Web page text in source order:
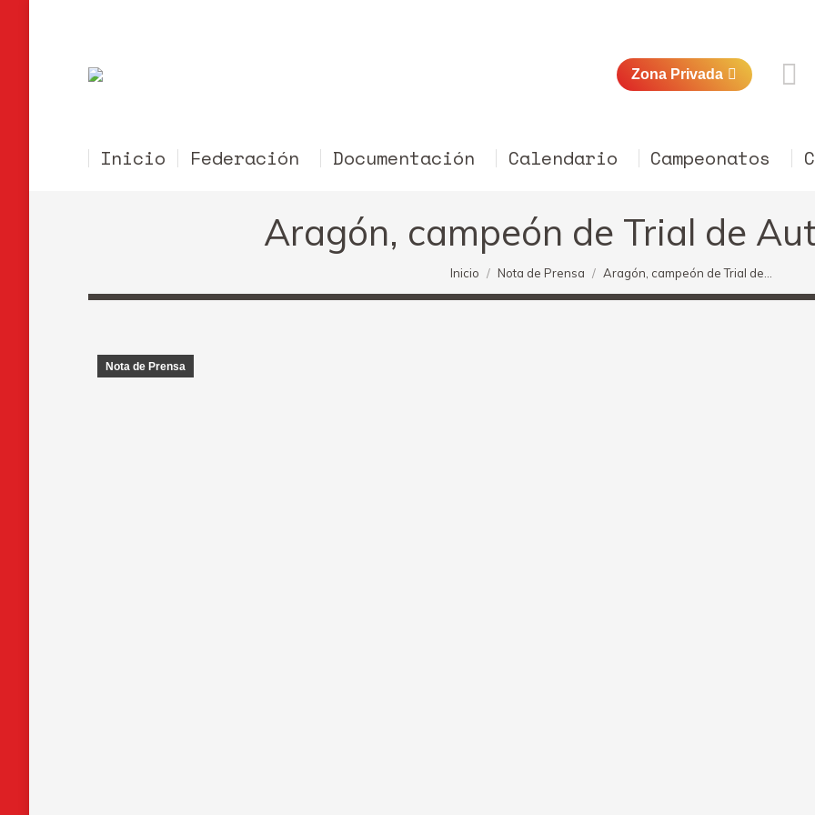
Zona Privada
Inicio Federación Documentación Calendario Campeonatos
Aragón, campeón de Trial de
Estás aquí:
Inicio Nota de Prensa Aragón, campeón de Trial de…
Nota de Prensa